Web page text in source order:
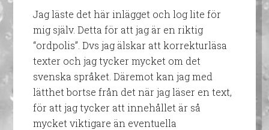
Jag läste det här inlägget och log lite för
mig själv. Detta för att jag är en riktig
“ordpolis”. Dvs jag älskar att korrekturläsa
texter och jag tycker mycket om det
svenska språket. Däremot kan jag med
lätthet bortse från det när jag läser en text,
för att jag tycker att innehållet är så
mycket viktigare än eventuella